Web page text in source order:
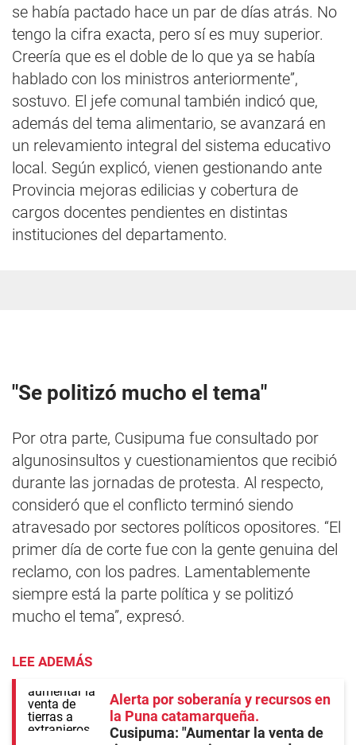
se había pactado hace un par de días atrás. No
tengo la cifra exacta, pero sí es muy superior.
Creería que es el doble de lo que ya se había
hablado con los ministros anteriormente”,
sostuvo. El jefe comunal también indicó que,
además del tema alimentario, se avanzará en
un relevamiento integral del sistema educativo
local. Según explicó, vienen gestionando ante
Provincia mejoras edilicias y cobertura de
cargos docentes pendientes en distintas
instituciones del departamento.
"Se politizó mucho el tema"
Por otra parte, Cusipuma fue consultado por
algunosinsultos y cuestionamientos que recibió
durante las jornadas de protesta. Al respecto,
consideró que el conflicto terminó siendo
atravesado por sectores políticos opositores. “El
primer día de corte fue con la gente genuina del
reclamo, con los padres. Lamentablemente
siempre está la parte política y se politizó
mucho el tema”, expresó.
LEE ADEMÁS
Alerta por soberanía y recursos en
la Puna catamarqueña
Cusipuma: "Aumentar la venta de